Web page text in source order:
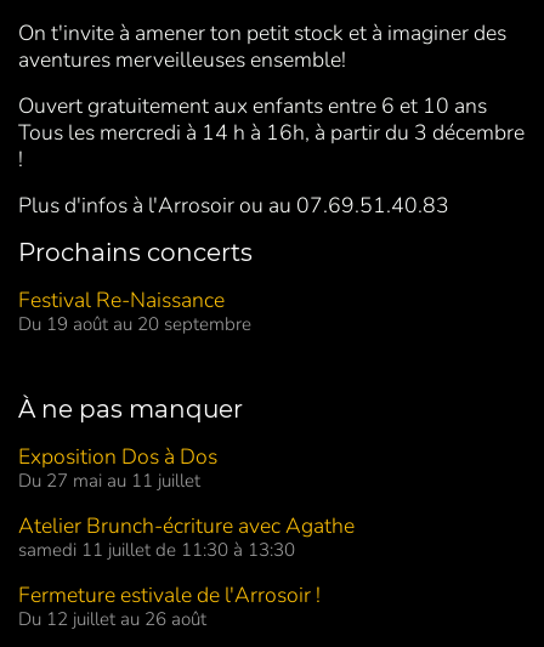
On t'invite à amener ton petit stock et à imaginer des
aventures merveilleuses ensemble!
Ouvert gratuitement aux enfants entre 6 et 10 ans
Tous les mercredi à 14 h à 16h, à partir du 3 décembre
!
Plus d'infos à l'Arrosoir ou au 07.69.51.40.83
Prochains concerts
Festival Re-Naissance
Du 19 août au 20 septembre
À ne pas manquer
Exposition Dos à Dos
Du 27 mai au 11 juillet
Atelier Brunch-écriture avec Agathe
samedi 11 juillet de 11:30 à 13:30
Fermeture estivale de l'Arrosoir !
Du 12 juillet au 26 août